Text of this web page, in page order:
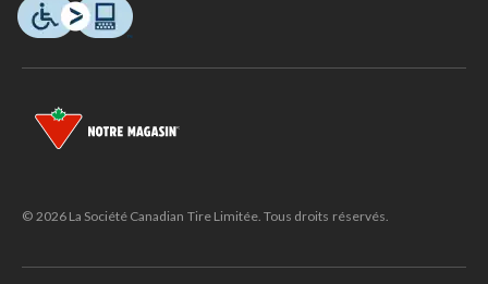
© 2026 La Société Canadian Tire Limitée. Tous droits réservés.